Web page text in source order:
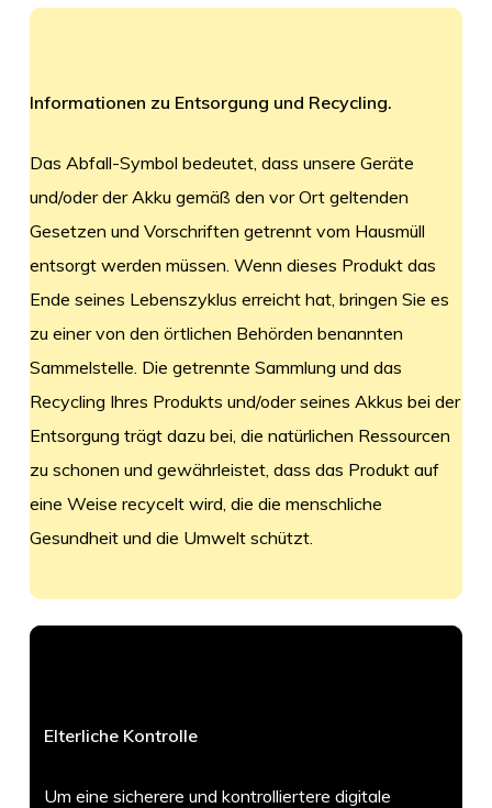
Informationen zu Entsorgung und Recycling.
Das Abfall-Symbol bedeutet, dass unsere Geräte
und/oder der Akku gemäß den vor Ort geltenden
Gesetzen und Vorschriften getrennt vom Hausmüll
entsorgt werden müssen. Wenn dieses Produkt das
Ende seines Lebenszyklus erreicht hat, bringen Sie es
zu einer von den örtlichen Behörden benannten
Sammelstelle. Die getrennte Sammlung und das
Recycling Ihres Produkts und/oder seines Akkus bei der
Entsorgung trägt dazu bei, die natürlichen Ressourcen
zu schonen und gewährleistet, dass das Produkt auf
eine Weise recycelt wird, die die menschliche
Gesundheit und die Umwelt schützt.
Elterliche Kontrolle
Um eine sicherere und kontrolliertere digitale